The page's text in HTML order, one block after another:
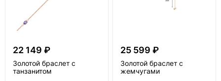
22 149 ₽
Золотой браслет с
танзанитом
25 599 ₽
Золотой браслет с
жемчугами